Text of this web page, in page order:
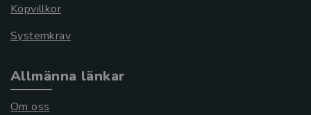
Köpvillkor
Systemkrav
Allmänna länkar
Om oss